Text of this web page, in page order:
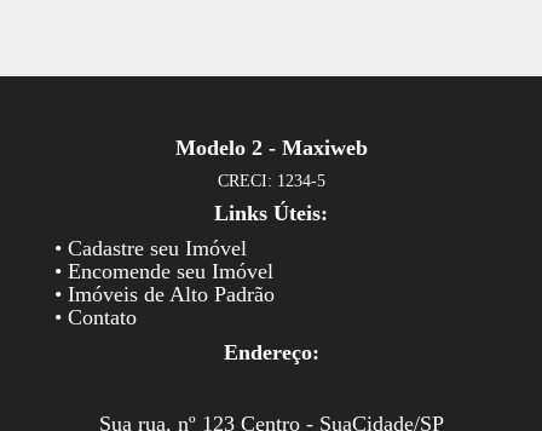
Modelo 2 - Maxiweb
CRECI: 1234-5
Links Úteis:
• Cadastre seu Imóvel
• Encomende seu Imóvel
• Imóveis de Alto Padrão
• Contato
Endereço:
Sua rua, nº 123 Centro - SuaCidade/SP